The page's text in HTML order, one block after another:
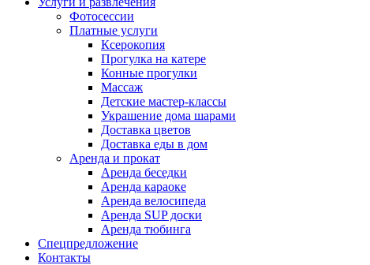
Фотосессии
Платные услуги
Ксерокопия
Прогулка на катере
Конные прогулки
Массаж
Детские мастер-классы
Украшение дома шарами
Доставка цветов
Доставка еды в дом
Аренда и прокат
Аренда беседки
Аренда караоке
Аренда велосипеда
Аренда SUP доски
Аренда тюбинга
Спецпредложение
Контакты